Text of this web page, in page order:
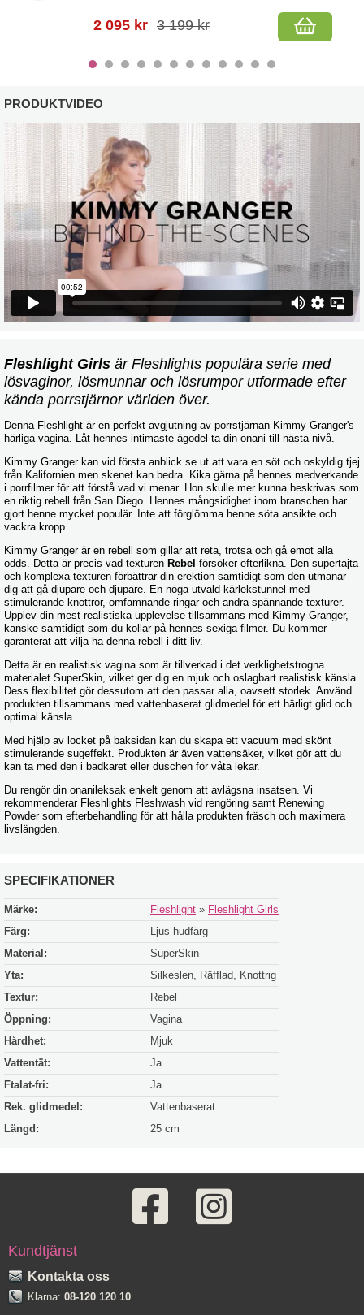
2 095 kr 3 199 kr
PRODUKTVIDEO
Fleshlight Girls är Fleshlights populära serie med
lösvaginor, lösmunnar och lösrumpor utformade efter
kända porrstjärnor världen över.
Denna Fleshlight är en perfekt avgjutning av porrstjärnan Kimmy Granger's
härliga vagina. Låt hennes intimaste ägodel ta din onani till nästa nivå.
Kimmy Granger kan vid första anblick se ut att vara en söt och oskyldig tjej
från Kalifornien men skenet kan bedra. Kika gärna på hennes medverkande
i porrfilmer för att förstå vad vi menar. Hon skulle mer kunna beskrivas som
en riktig rebell från San Diego. Hennes mångsidighet inom branschen har
gjort henne mycket populär. Inte att förglömma henne söta ansikte och
vackra kropp.
Kimmy Granger är en rebell som gillar att reta, trotsa och gå emot alla
odds. Detta är precis vad texturen Rebel försöker efterlikna. Den supertajta
och komplexa texturen förbättrar din erektion samtidigt som den utmanar
dig att gå djupare och djupare. En noga utvald kärlekstunnel med
stimulerande knottror, omfamnande ringar och andra spännande texturer.
Upplev din mest realistiska upplevelse tillsammans med Kimmy Granger,
kanske samtidigt som du kollar på hennes sexiga filmer. Du kommer
garanterat att vilja ha denna rebell i ditt liv.
Detta är en realistisk vagina som är tillverkad i det verklighetstrogna
materialet SuperSkin, vilket ger dig en mjuk och oslagbart realistisk känsla.
Dess flexibilitet gör dessutom att den passar alla, oavsett storlek. Använd
produkten tillsammans med vattenbaserat glidmedel för ett härligt glid och
optimal känsla.
Med hjälp av locket på baksidan kan du skapa ett vacuum med skönt
stimulerande sugeffekt. Produkten är även vattensäker, vilket gör att du
kan ta med den i badkaret eller duschen för våta lekar.
Du rengör din onanileksak enkelt genom att avlägsna insatsen. Vi
rekommenderar Fleshlights Fleshwash vid rengöring samt Renewing
Powder som efterbehandling för att hålla produkten fräsch och maximera
livslängden.
SPECIFIKATIONER
Märke: Fleshlight » Fleshlight Girls
Färg:
Ljus hudfärg
Material:
SuperSkin
Yta:
Silkeslen, Räfflad, Knottrig
Textur:
Rebel
Öppning:
Vagina
Hårdhet:
Mjuk
Vattentät:
Ja
Ftalat-fri:
Ja
Rek. glidmedel:
Vattenbaserat
Längd:
25 cm
Kundtjänst
Kontakta oss
Klarna: 08-120 120 10